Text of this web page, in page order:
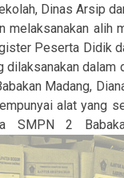
Dinas Arsip
alih
Peserta Didik
dalam
Madang,
alat yang
SMPN 2